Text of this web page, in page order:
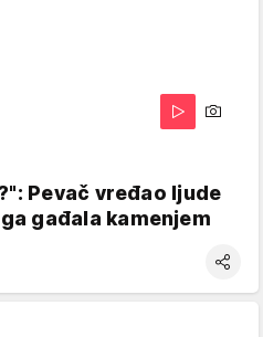
Pevač vređao ljude
gađala kamenjem